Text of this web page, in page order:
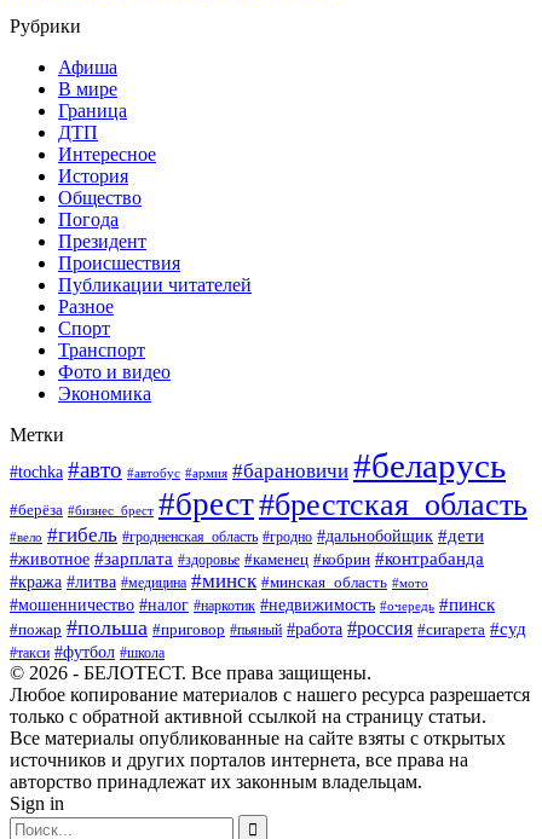
Рубрики
Афиша
В мире
Граница
ДТП
Интересное
История
Общество
Погода
Президент
Происшествия
Публикации читателей
Разное
Спорт
Транспорт
Фото и видео
Экономика
Метки
#tochka #авто #автобус #армия #барановичи #беларусь
#берёза #бизнес_брест #брест#брестская_область
#вело #гибель #гродненская_область #гродно #дальнобойщик #дети
#животное #зарплата #здоровье #каменец #кобрин #контрабанда
#кража #литва #медицина #минск #минская_область #мото
#мошенничество #налог #наркотик #недвижимость #очередь #пинск
#пожар #польша #приговор #пьяный #работа #россия #сигарета #суд
#такси #футбол #школа
© 2026 - БЕЛОТЕСТ. Все права защищены.
Любое копирование материалов с нашего ресурса разрешается
только с обратной активной ссылкой на страницу статьи.
Все материалы опубликованные на сайте взяты с открытых
источников и других порталов интернета, все права на
авторство принадлежат их законным владельцам.
Sign in